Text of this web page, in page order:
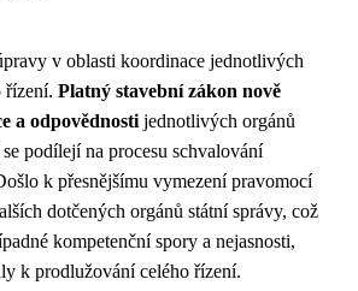
v oblasti koordinace jednotlivých
řízení. Platný stavební zákon nově
a odpovědnosti jednotlivých orgánů
podílejí na procesu schvalování
k přesnějšímu vymezení pravomocí
dotčených orgánů státní správy, což
kompetenční spory a nejasnosti,
k prodlužování celého řízení.